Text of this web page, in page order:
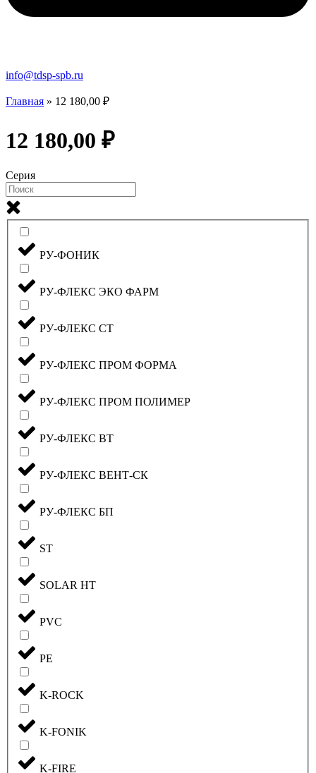
info@tdsp-spb.ru
Главная » 12 180,00 ₽
12 180,00 ₽
Серия
РУ-ФОНИК
РУ-ФЛЕКС ЭКО ФАРМ
РУ-ФЛЕКС СТ
РУ-ФЛЕКС ПРОМ ФОРМА
РУ-ФЛЕКС ПРОМ ПОЛИМЕР
РУ-ФЛЕКС ВТ
РУ-ФЛЕКС ВЕНТ-СК
РУ-ФЛЕКС БП
ST
SOLAR HT
PVC
PE
K-ROCK
K-FONIK
K-FIRE